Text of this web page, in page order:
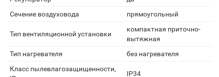
Сечение воздуховода
прямоугольный
Тип вентиляционной установки
компактная приточно-
вытяжная
Тип нагревателя
без нагревателя
Класс пылевлагозащищенности,
IP34